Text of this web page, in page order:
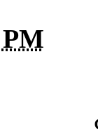
PM